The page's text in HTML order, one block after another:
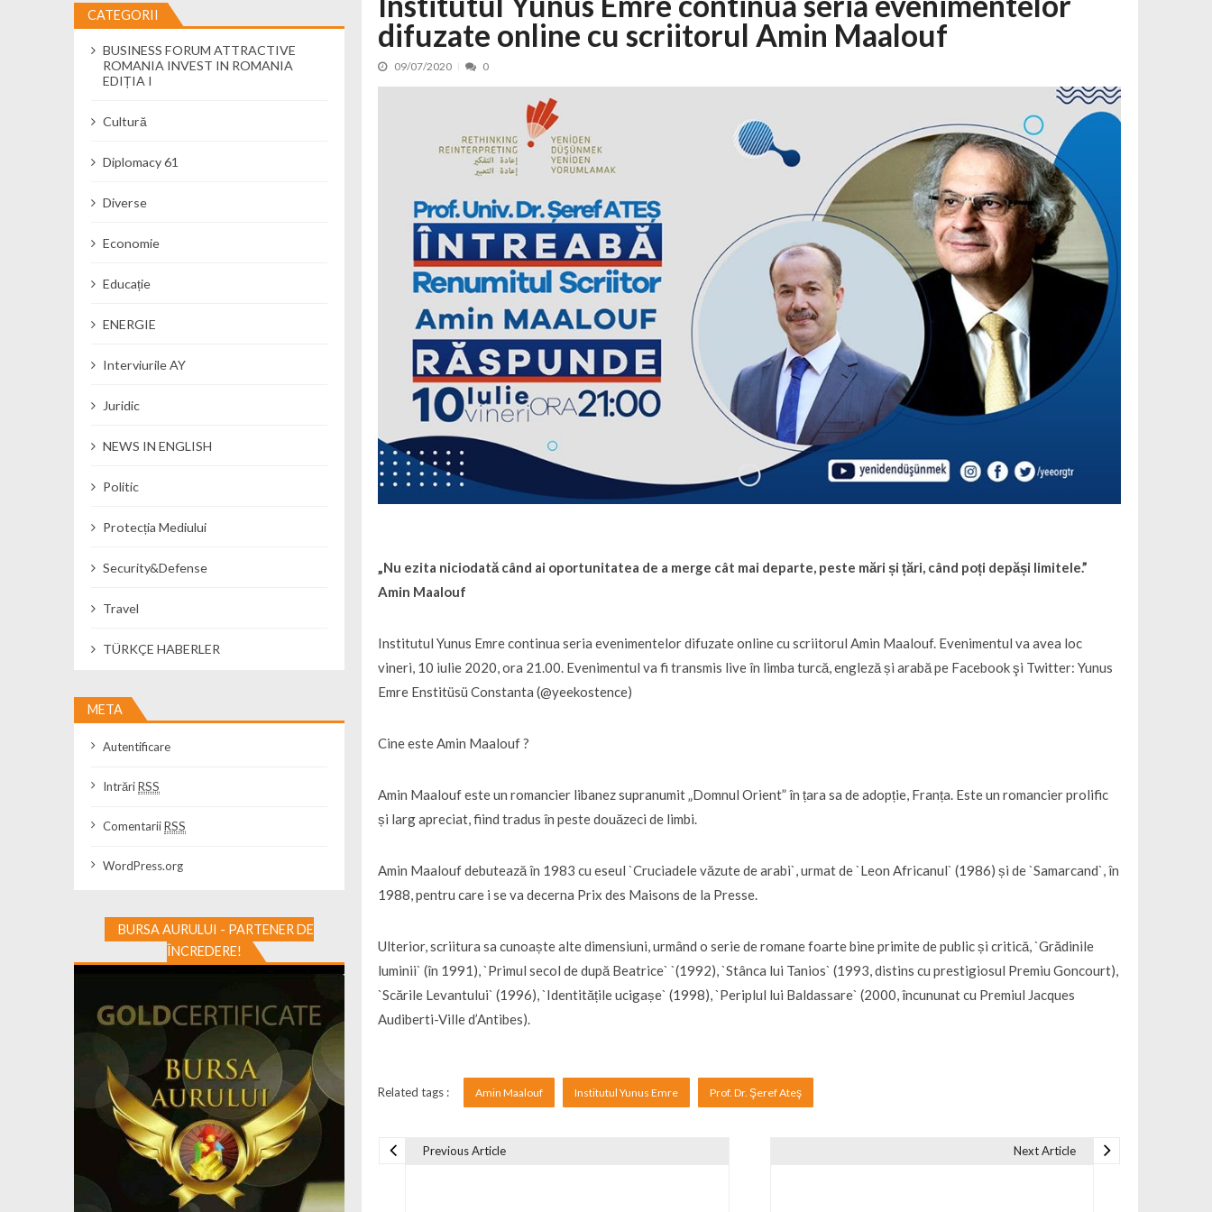
Cseke Attila: Am creat, până în prezent, peste 5.000 de noi locuri în creșe... 15/07/2026
Încă o creșă modernă pentru Alba: 40 de locuri noi la Zlatna prin Programul...
Percheziții și flagrant în Neamț: canabis descoperit într-un colet și ascu...
Ministerul Apărării Naționale participă la efortul național pentru protejar...
Dobânzi de pânã la 7,50% la ediția FIDELIS din luna august 04/08/2026
difuzate online cu scriitorul Amin Maalouf
09/07/2020 0
„Nu ezita niciodată când ai oportunitatea de a merge cât mai departe, peste mări și țări, când poți depăși limitele.”
Amin Maalouf
Institutul Yunus Emre continua seria evenimentelor difuzate online cu scriitorul Amin Maalouf. Evenimentul va avea loc
vineri, 10 iulie 2020, ora 21.00. Evenimentul va fi transmis live în limba turcă, engleză și arabă pe Facebook şi Twitter: Yunus
Emre Enstitüsü Constanta (@yeekostence)
Cine este Amin Maalouf ?
Amin Maalouf este un romancier libanez supranumit „Domnul Orient” în țara sa de adopție, Franța. Este un romancier prolific
și larg apreciat, fiind tradus în peste douăzeci de limbi.
Amin Maalouf debutează în 1983 cu eseul `Cruciadele văzute de arabi`, urmat de `Leon Africanul` (1986) și de `Samarcand`, în
1988, pentru care i se va decerna Prix des Maisons de la Presse.
Ulterior, scriitura sa cunoaște alte dimensiuni, urmând o serie de romane foarte bine primite de public și critică, `Grădinile
luminii` (în 1991), `Primul secol de după Beatrice` `(1992), `Stânca lui Tanios` (1993, distins cu prestigiosul Premiu Goncourt),
`Scările Levantului` (1996), `Identitățile ucigașe` (1998), `Periplul lui Baldassare` (2000, încununat cu Premiul Jacques
Audiberti-Ville d’Antibes).
Related tags : Amin Maalouf Institutul Yunus Emre Prof. Dr. Şeref Ateş
Previous Article Next Article
CATEGORII
BUSINESS FORUM ATTRACTIVE
ROMANIA INVEST IN ROMANIA
EDIȚIA I
Cultură
Diplomacy 61
Diverse
Economie
Educație
ENERGIE
Interviurile AY
Juridic
NEWS IN ENGLISH
Politic
Protecția Mediului
Security&Defense
Travel
TÜRKÇE HABERLER
META
Autentificare
IntrăriRSS
ComentariiRSS
WordPress.org
BURSA AURULUI - PARTENER DE
ÎNCREDERE!